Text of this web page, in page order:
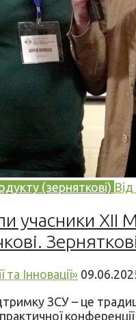
(зерняткові)
учасники XII
Інновації»
ЗСУ – це
конференції